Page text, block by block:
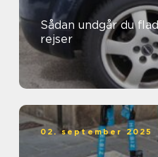
Sådan undgår du
rejser
02. september 2025